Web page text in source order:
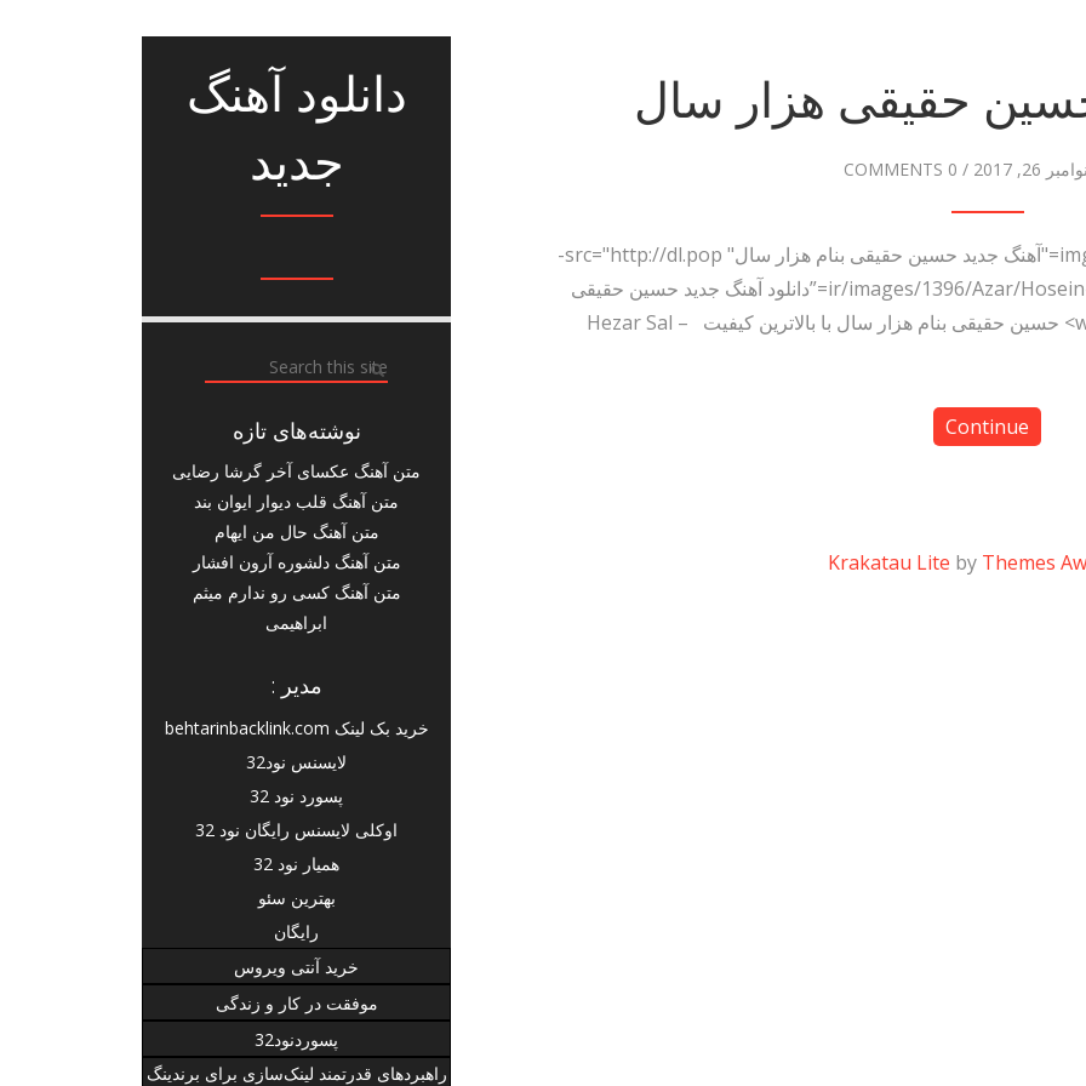
دانلود آهنگ
جدید
نوشته‌های تازه
متن آهنگ عکسای آخر گرشا رضایی
متن آهنگ قلب دیوار ایوان بند
متن آهنگ حال من ایهام
متن آهنگ دلشوره آرون افشار
متن آهنگ کسی رو ندارم میثم
ابراهیمی
مدیر :
خرید بک لینک behtarinbacklink.com
لایسنس نود32
پسورد نود 32
اوکلی لایسنس رایگان نود 32
همیار نود 32
بهترین سئو
رایگان
خرید آنتی ویروس
موفقت در کار و زندگی
پسوردنود32
راهبردهای قدرتمند لینک‌سازی برای برندینگ
حسین حقیقی هزار سال
نوامبر 26, 2017 /
0 COMMENTS
دانلود آهنگ حسین حقیقی هزار سال <img title="آهنگ جدید حسین حقیقی بنام هزار سال" src="http://dl.pop-
دانلود آهنگ.ir/images/1396/Azar/Hosein-Haghighi-Hezar-Sal.jpg” alt=”دانلود آهنگ جدید حسین حقیقی
بنام هزار سال” width=”481″ height=”500″> حسین حقیقی بنام هزار سال با بالاترین کیفیت – Hezar Sal
Continue
Krakatau Lite by Themes